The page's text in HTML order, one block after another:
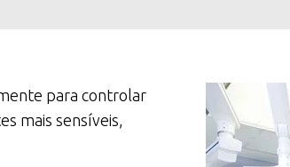
para controlar
mais sensíveis,